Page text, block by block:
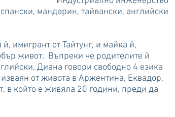
мандарин, тайвански, английски
имигрант от Тайтунг, и майка й,
живот. Въпреки че родителите й
Диана говори свободно 4 езика
от живота в Аржентина, Еквадор,
в който е живяла 20 години, преди да